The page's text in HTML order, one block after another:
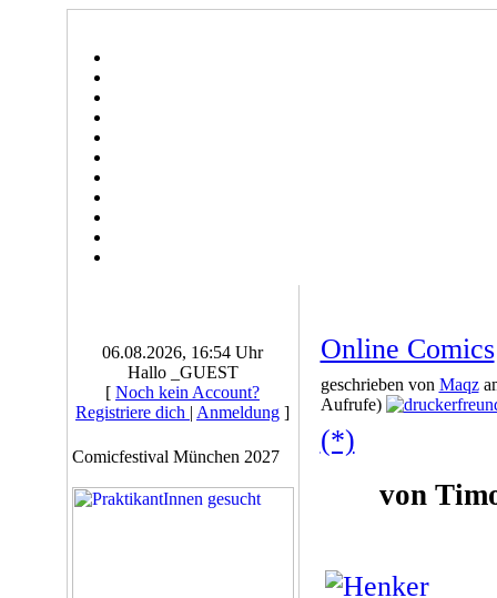
06.08.2026, 16:54 Uhr
Hallo _GUEST
[ Noch kein Account?
Registriere dich | Anmeldung ]
Comicfestival München 2027
Online Comics
geschrieben von Maqz
Aufrufe)
(*)
von